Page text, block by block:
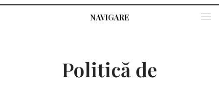
NAVIGARE
Politică de